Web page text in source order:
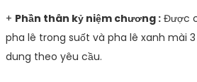
+ Phần thân kỷ niệm chương : Được
pha lê trong suốt và pha lê xanh mài
dung theo yêu cầu.